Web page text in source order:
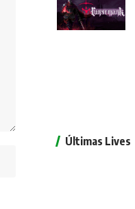
Últimas Lives